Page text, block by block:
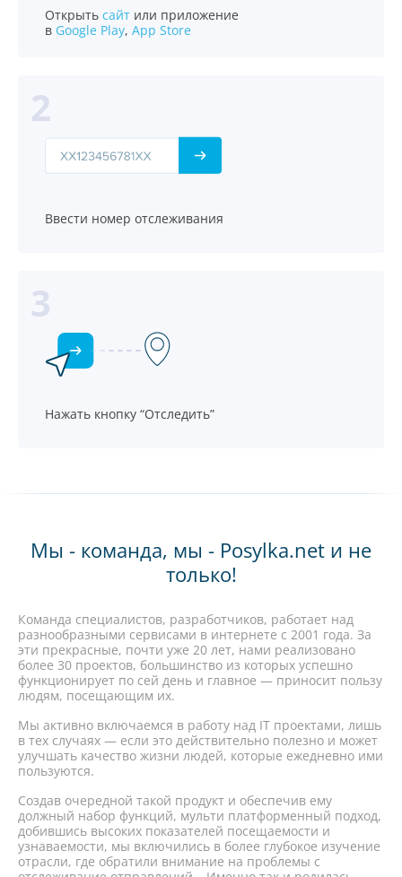
Открыть сайт или приложение
в Google Play, App Store
Ввести номер отслеживания
Нажать кнопку “Отследить”
Мы - команда, мы - Posylka.net и не
только!
Команда специалистов, разработчиков, работает над
разнообразными сервисами в интернете с 2001 года. За
эти прекрасные, почти уже 20 лет, нами реализовано
более 30 проектов, большинство из которых успешно
функционирует по сей день и главное — приносит пользу
людям, посещающим их.
Мы активно включаемся в работу над IT проектами, лишь
в тех случаях — если это действительно полезно и может
улучшать качество жизни людей, которые ежедневно ими
пользуются.
Создав очередной такой продукт и обеспечив ему
должный набор функций, мульти платформенный подход,
добившись высоких показателей посещаемости и
узнаваемости, мы включились в более глубокое изучение
отрасли, где обратили внимание на проблемы с